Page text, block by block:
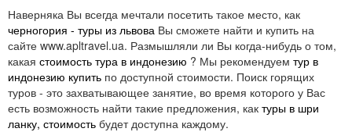
Наверняка Вы всегда мечтали посетить такое место, как
черногория - туры из львова Вы сможете найти и купить на
сайте www.apltravel.ua. Размышляли ли Вы когда-нибудь о том,
какая стоимость тура в индонезию ? Мы рекомендуем тур в
индонезию купить по доступной стоимости. Поиск горящих
туров - это захватывающее занятие, во время которого у Вас
есть возможность найти такие предложения, как туры в шри
ланку, стоимость будет доступна каждому.